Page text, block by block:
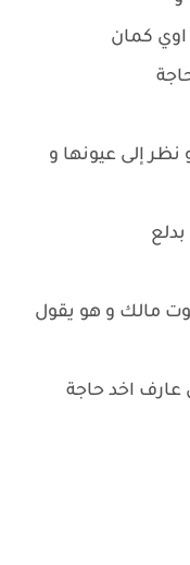
اوي كمان
إلى عيونها و
مالك و هو يقول
اخد حاجة